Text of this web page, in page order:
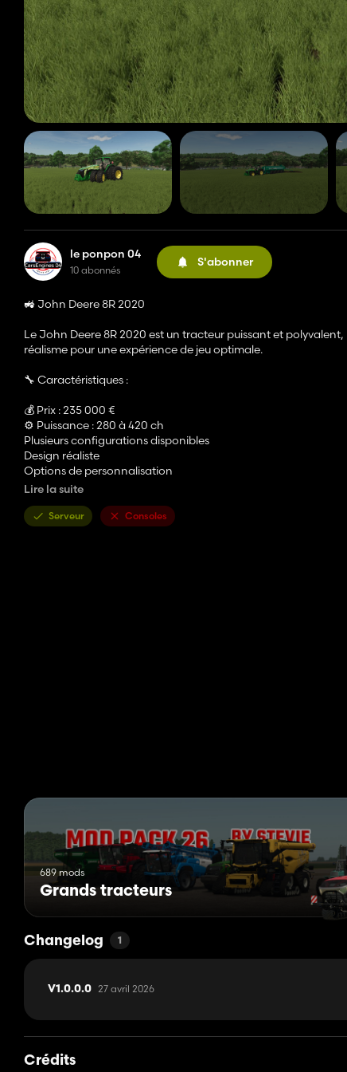
le ponpon 04
10 abonnés
S'abonner
🚜 John Deere 8R 2020
Le John Deere 8R 2020 est un tracteur puissant et
réalisme pour une expérience de jeu optimale.
🔧 Caractéristiques :
💰 Prix : 235 000 €
⚙️ Puissance : 280 à 420 ch
Plusieurs configurations disponibles
Design réaliste
Options de personnalisation
Lire la suite
Serveur Consoles
689 mods
Grands tracteurs
Changelog 1
V1.0.0.0 27 avril 2026
Crédits